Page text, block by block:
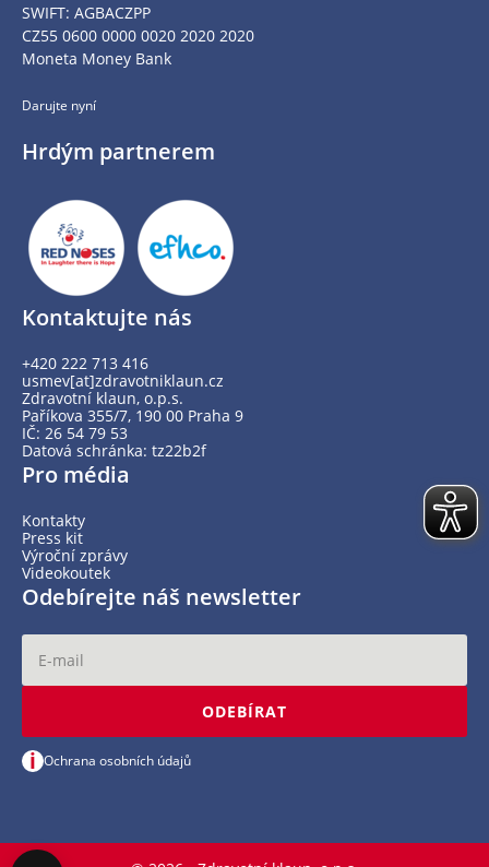
SWIFT: AGBACZPP
CZ55 0600 0000 0020 2020 2020
Moneta Money Bank
Darujte nyní
Hrdým partnerem
Kontaktujte nás
+420 222 713 416
usmev[at]zdravotniklaun.cz
Zdravotní klaun, o.p.s.
Paříkova 355/7, 190 00 Praha 9
IČ: 26 54 79 53
Datová schránka: tz22b2f
Pro média
Kontakty
Press kit
Výroční zprávy
Videokoutek
Odebírejte náš newsletter
ODEBÍRAT
i Ochrana osobních údajů